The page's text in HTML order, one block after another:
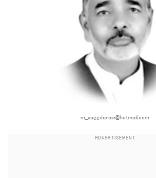
m_saeedarain@hotmail.com